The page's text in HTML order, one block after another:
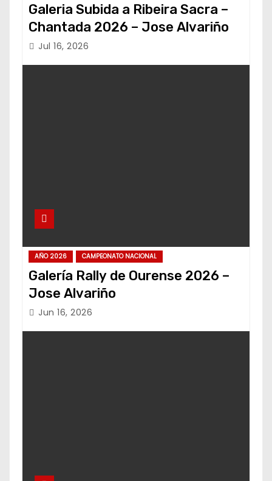
Galeria Subida a Ribeira Sacra –
Chantada 2026 – Jose Alvariño
Jul 16, 2026
AÑO 2026 CAMPEONATO NACIONAL
Galería Rally de Ourense 2026 –
Jose Alvariño
Jun 16, 2026